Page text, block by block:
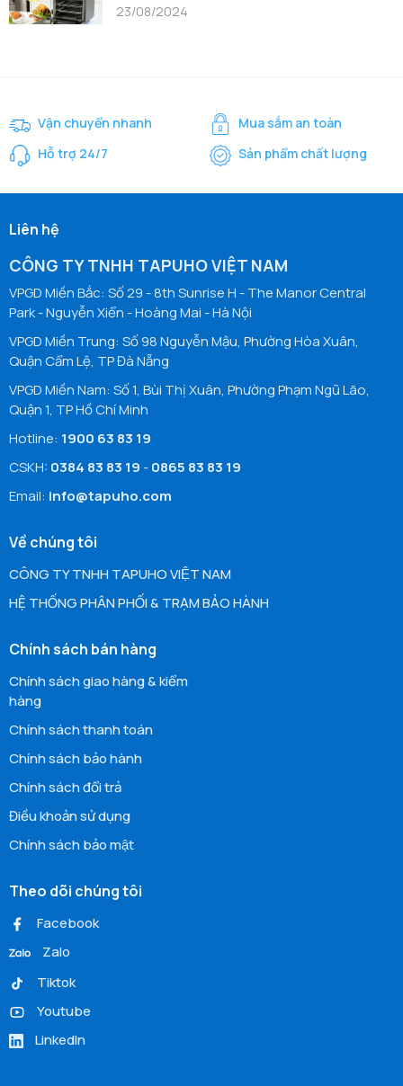
23/08/2024
Vận chuyển nhanh
Mua sắm an toàn
Hỗ trợ 24/7
Sản phẩm chất lượng
Liên hệ
CÔNG TY TNHH TAPUHO VIỆT NAM
VPGD Miền Bắc: Số 29 - 8th Sunrise H - The Manor Central
Park - Nguyễn Xiển - Hoàng Mai - Hà Nội
VPGD Miền Trung: Số 98 Nguyễn Mậu, Phường Hòa Xuân,
Quận Cẩm Lệ, TP Đà Nẵng
VPGD Miền Nam: Số 1, Bùi Thị Xuân, Phường Phạm Ngũ Lão,
Quận 1, TP Hồ Chí Minh
Hotline: 1900 63 83 19
CSKH: 0384 83 83 19 -0865 83 83 19
Email: info@tapuho.com
Về chúng tôi
CÔNG TY TNHH TAPUHO VIỆT NAM
HỆ THỐNG PHÂN PHỐI & TRẠM BẢO HÀNH
Chính sách bán hàng
Chính sách giao hàng & kiểm
hàng
Chính sách thanh toán
Chính sách bảo hành
Chính sách đổi trả
Điều khoản sử dụng
Chính sách bảo mật
Theo dõi chúng tôi
Facebook
Zalo
Tiktok
Youtube
LinkedIn